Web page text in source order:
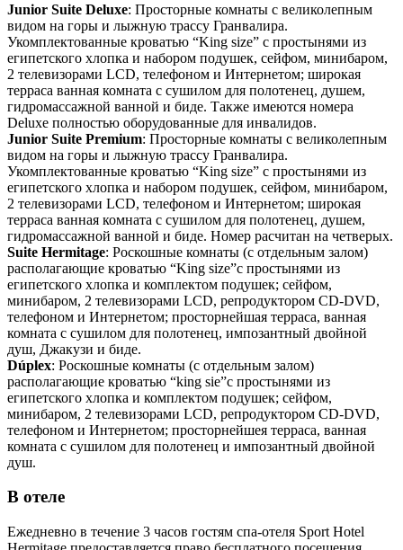
Junior Suite Deluxe: Просторные комнаты с великолепным
видом на горы и лыжную трассу Гранвалира.
Укомплектованные кроватью “King size” с простынями из
египетского хлопка и набором подушек, сейфом, минибаром,
2 телевизорами LCD, телефоном и Интернетом; широкая
терраса ванная комната с сушилом для полотенец, душем,
гидромассажной ванной и биде. Также имеются номера
Deluxe полностью оборудованные для инвалидов.
Junior Suite Premium: Просторные комнаты с великолепным
видом на горы и лыжную трассу Гранвалира.
Укомплектованные кроватью “King size” с простынями из
египетского хлопка и набором подушек, сейфом, минибаром,
2 телевизорами LCD, телефоном и Интернетом; широкая
терраса ванная комната с сушилом для полотенец, душем,
гидромассажной ванной и биде. Номер расчитан на четверых.
Suite Hermitage: Роскошные комнаты (с отдельным залом)
располагающие кроватью “King size”с простынями из
египетского хлопка и комплектом подушек; сейфом,
минибаром, 2 телевизорами LCD, репродуктором CD-DVD,
телефоном и Интернетом; просторнейшая терраса, ванная
комната с сушилом для полотенец, импозантный двойной
душ, Джакузи и биде.
Dúplex: Роскошные комнаты (с отдельным залом)
располагающие кроватью “king sie”с простынями из
египетского хлопка и комплектом подушек; сейфом,
минибаром, 2 телевизорами LCD, репродуктором CD-DVD,
телефоном и Интернетом; просторнейшея терраса, ванная
комната с сушилом для полотенец и импозантный двойной
душ.
В отеле
Ежедневно в течение 3 часов гостям спа-отеля Sport Hotel